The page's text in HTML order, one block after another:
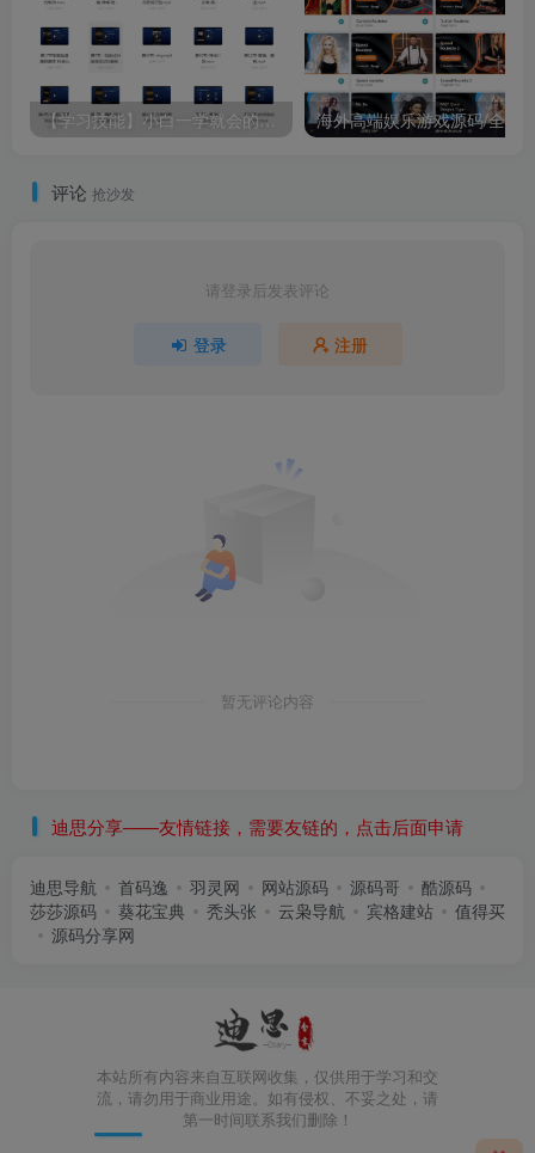
【学习技能】小白一学就会的短视频剪辑课。。。。
评论 抢沙发
请登录后发表评论
登录 注册
暂无评论内容
迪思分享——友情链接，需要友链的，点击后面申请
迪思导航 首码逸 羽灵网 网站源码 源码哥
酷源码
莎莎源码
葵花宝典 秃头张 云枭导航 宾格建站
值得买
源码分享网
本站所有内容来自互联网收集，仅供用于学习和交
流，请勿用于商业用途。如有侵权、不妥之处，请
第一时间联系我们删除！